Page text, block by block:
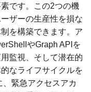
です。この2つの機
ザーの生産性を損な
を構築できます。ア
やGraph APIを
監視、そして潜在的
なライフサイクルを
緊急アクセスアカ